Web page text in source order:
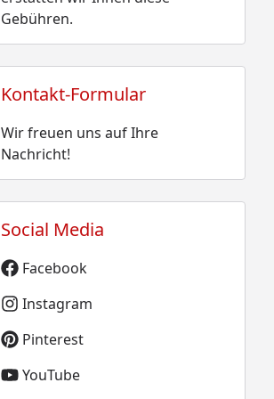
Gebühren.
Kontakt-Formular
Wir freuen uns auf Ihre
Nachricht!
Social Media
Facebook
Instagram
Pinterest
YouTube